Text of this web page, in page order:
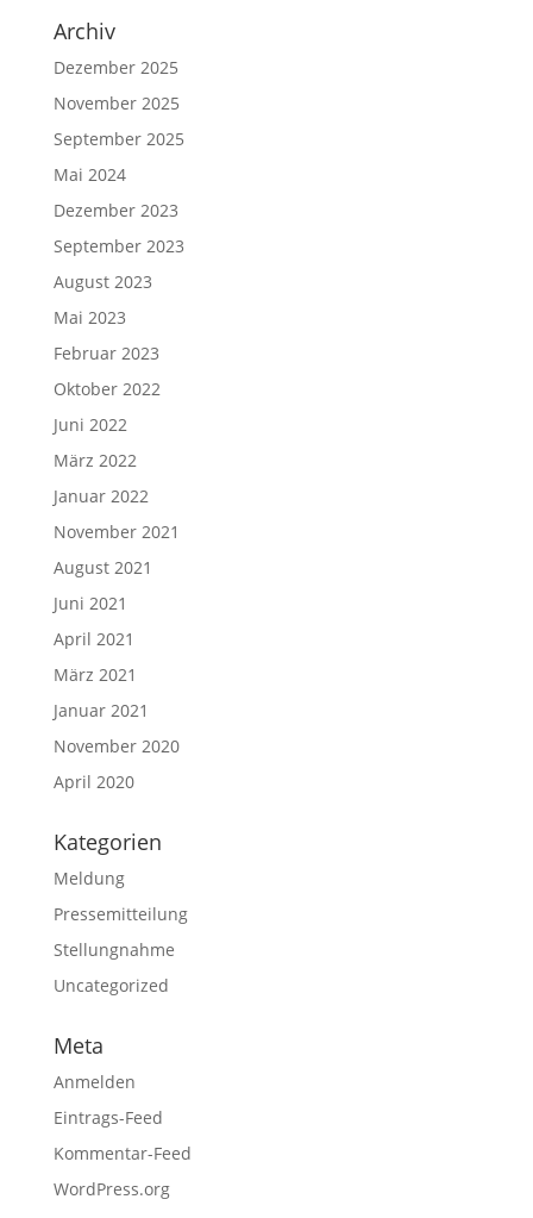
Archiv
Dezember 2025
November 2025
September 2025
Mai 2024
Dezember 2023
September 2023
August 2023
Mai 2023
Februar 2023
Oktober 2022
Juni 2022
März 2022
Januar 2022
November 2021
August 2021
Juni 2021
April 2021
März 2021
Januar 2021
November 2020
April 2020
Kategorien
Meldung
Pressemitteilung
Stellungnahme
Uncategorized
Meta
Anmelden
Eintrags-Feed
Kommentar-Feed
WordPress.org